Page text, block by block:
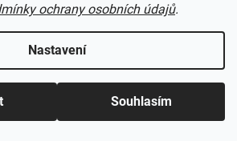
ochrany osobních údajů.
Nastavení
Souhlasím